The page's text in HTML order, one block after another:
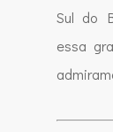
Sul do
essa